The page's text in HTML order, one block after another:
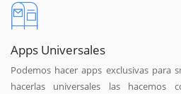
Apps Universales
Podemos hacer apps exclusivas para
hacerlas universales las hacemos